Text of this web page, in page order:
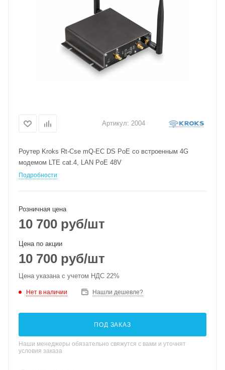
Артикул: 2004
Роутер Kroks Rt-Cse mQ-EC DS PoE со встроенным 4G
модемом LTE cat.4, LAN PoE 48V
Подробности
Розничная цена
10 700 руб/шт
Цена по акции
10 700 руб/шт
Цена указана с учетом НДС 22%
Нет в наличии Нашли дешевле?
ПОД ЗАКАЗ
Наши менеджеры обязательно свяжутся с вами и уточнят
условия заказа